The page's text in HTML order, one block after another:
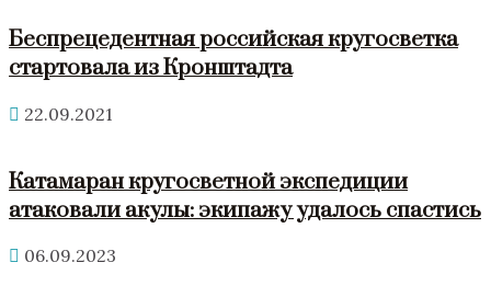
Беспрецедентная российская кругосветка
стартовала из Кронштадта
22.09.2021
Катамаран кругосветной экспедиции
атаковали акулы: экипажу удалось спастись
06.09.2023